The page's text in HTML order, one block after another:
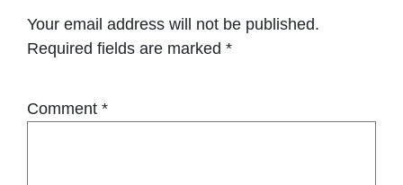
Your email address will not be published.
Required fields are marked *
Comment *